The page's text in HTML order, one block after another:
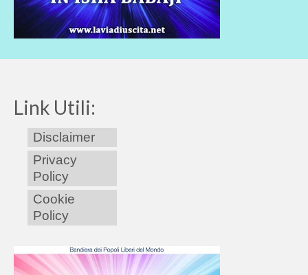
Link Utili:
Disclaimer
Privacy
Policy
Cookie
Policy